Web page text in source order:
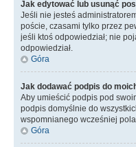
Jak edytować lub usunąć
Jeśli nie jesteś
poście, czasami tylko przez
jeśli ktoś odpowiedział; nie
odpowiedział.
Góra
Jak dodawać podpis do
Aby umieścić podpis pod
podpis domyślnie do
wspomnianego wcześniej
Góra